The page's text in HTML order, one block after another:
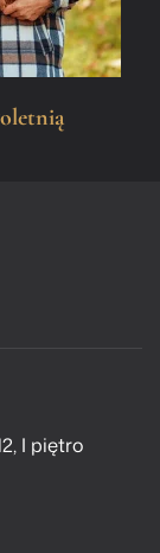
I piętro